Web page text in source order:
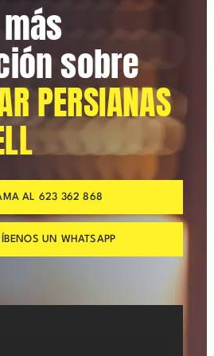
sobre
PERSIANAS
AL 623 362 868
UN WHATSAPP